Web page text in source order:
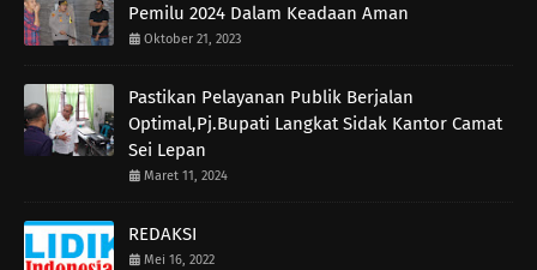
Pemilu 2024 Dalam Keadaan Aman
Oktober 21, 2023
Pastikan Pelayanan Publik Berjalan
Optimal,Pj.Bupati Langkat Sidak Kantor Camat
Sei Lepan
Maret 11, 2024
REDAKSI
Mei 16, 2022